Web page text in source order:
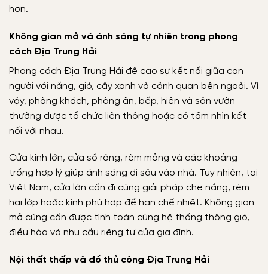
hơn.
Không gian mở và ánh sáng tự nhiên trong phong
cách Địa Trung Hải
Phong cách Địa Trung Hải đề cao sự kết nối giữa con
người với nắng, gió, cây xanh và cảnh quan bên ngoài. Vì
vậy, phòng khách, phòng ăn, bếp, hiên và sân vườn
thường được tổ chức liên thông hoặc có tầm nhìn kết
nối với nhau.
Cửa kính lớn, cửa sổ rộng, rèm mỏng và các khoảng
trống hợp lý giúp ánh sáng đi sâu vào nhà. Tuy nhiên, tại
Việt Nam, cửa lớn cần đi cùng giải pháp che nắng, rèm
hai lớp hoặc kính phù hợp để hạn chế nhiệt. Không gian
mở cũng cần được tính toán cùng hệ thống thông gió,
điều hòa và nhu cầu riêng tư của gia đình.
Nội thất thấp và đồ thủ công Địa Trung Hải